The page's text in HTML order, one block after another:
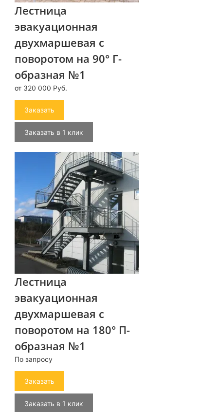
Лестница
эвакуационная
двухмаршевая с
поворотом на 90° Г-
образная №1
от 320 000 Руб.
Заказать
Заказать в 1 клик
Лестница
эвакуационная
двухмаршевая с
поворотом на 180° П-
образная №1
По запросу
Заказать
Заказать в 1 клик